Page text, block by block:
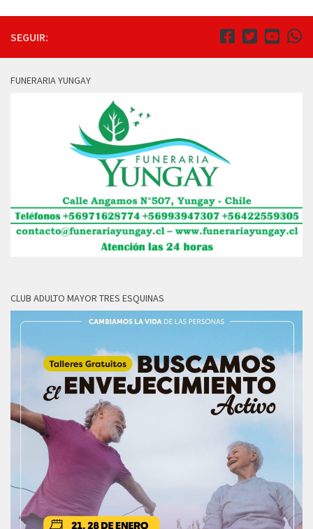
SEGUIR:
FUNERARIA YUNGAY
CLUB ADULTO MAYOR TRES ESQUINAS